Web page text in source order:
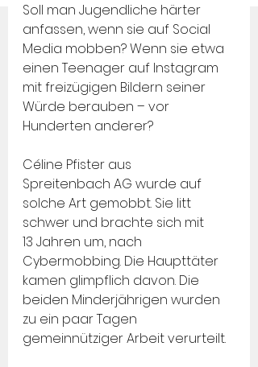
Soll man Jugendliche härter
anfassen, wenn sie auf Social
Media mobben? Wenn sie etwa
einen Teenager auf Instagram
mit freizügigen Bildern seiner
Würde berauben – vor
Hunderten anderer?
Céline Pfister aus
Spreitenbach AG wurde auf
solche Art gemobbt. Sie litt
schwer und brachte sich mit
13 Jahren um, nach
Cybermobbing. Die Haupttäter
kamen glimpflich davon. Die
beiden Minderjährigen wurden
zu ein paar Tagen
gemeinnütziger Arbeit verurteilt.